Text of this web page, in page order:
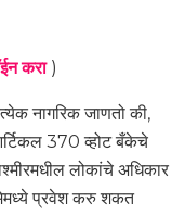
करा)
नागरिक जाणतो की,
370 व्होट बँकेचे
लोकांचे अधिकार
प्रवेश करु शकत